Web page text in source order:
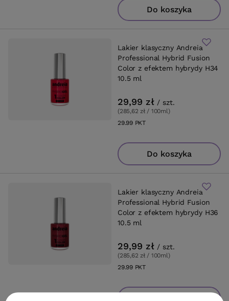
Do koszyka
Lakier klasyczny Andreia
Professional Hybrid Fusion
Color z efektem hybrydy H34
10.5 ml
29,99 zł / szt.
(285,62 zł / 100ml)
29.99PKTpunktów
Do koszyka
Lakier klasyczny Andreia
Professional Hybrid Fusion
Color z efektem hybrydy H36
10.5 ml
29,99 zł / szt.
(285,62 zł / 100ml)
29.99PKTpunktów